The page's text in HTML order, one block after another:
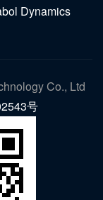
Dynamics
Co., Ltd
号